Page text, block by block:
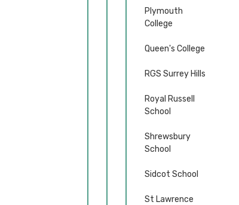
Plymouth
College
Queen's College
RGS Surrey Hills
Royal Russell
School
Shrewsbury
School
Sidcot School
St Lawrence